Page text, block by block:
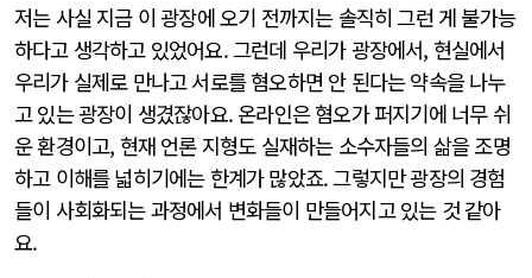
저는 사실 지금 이 광장에 오기 전까지는 솔직히 그런 게 불가능
하다고 생각하고 있었어요. 그런데 우리가 광장에서, 현실에서
우리가 실제로 만나고 서로를 혐오하면 안 된다는 약속을 나누
고 있는 광장이 생겼잖아요. 온라인은 혐오가 퍼지기에 너무 쉬
운 환경이고, 현재 언론 지형도 실재하는 소수자들의 삶을 조명
하고 이해를 넓히기에는 한계가 많았죠. 그렇지만 광장의 경험
들이 사회화되는 과정에서 변화들이 만들어지고 있는 것 같아
요.